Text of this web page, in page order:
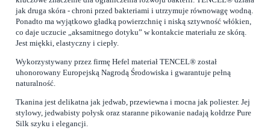
jak druga skóra - chroni przed bakteriami i utrzymuje równowagę wodną.
Ponadto ma wyjątkowo gładką powierzchnię i niską sztywność włókien,
co daje uczucie „aksamitnego dotyku” w kontakcie materiału ze skórą.
Jest miękki, elastyczny i ciepły.
Wykorzystywany przez firmę Hefel materiał TENCEL® został
uhonorowany Europejską Nagrodą Środowiska i gwarantuje pełną
naturalność.
Tkanina jest delikatna jak jedwab, przewiewna i mocna jak poliester. Jej
stylowy, jedwabisty połysk oraz staranne pikowanie nadają kołdrze Pure
Silk szyku i elegancji.